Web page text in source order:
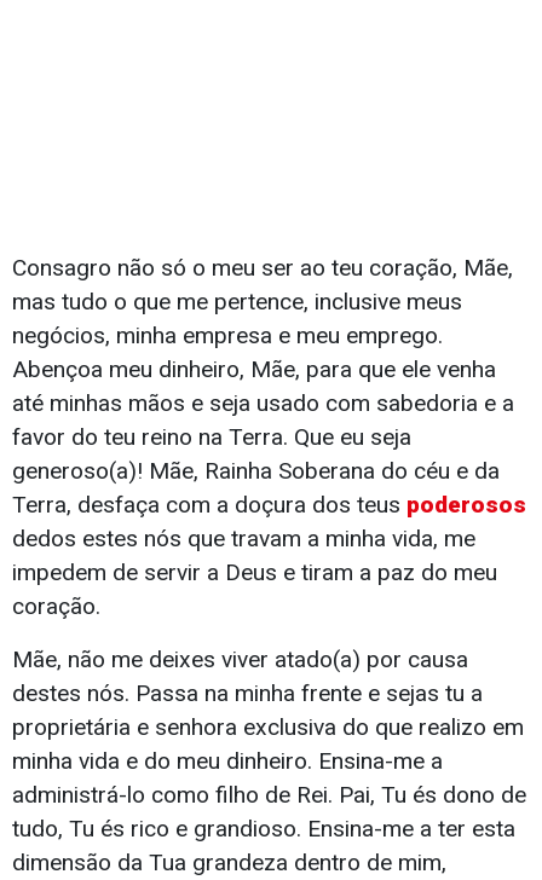
Consagro não só o meu ser ao teu coração, Mãe,
mas tudo o que me pertence, inclusive meus
negócios, minha empresa e meu emprego.
Abençoa meu dinheiro, Mãe, para que ele venha
até minhas mãos e seja usado com sabedoria e a
favor do teu reino na Terra. Que eu seja
generoso(a)! Mãe, Rainha Soberana do céu e da
Terra, desfaça com a doçura dos teus poderosos
dedos estes nós que travam a minha vida, me
impedem de servir a Deus e tiram a paz do meu
coração.
Mãe, não me deixes viver atado(a) por causa
destes nós. Passa na minha frente e sejas tu a
proprietária e senhora exclusiva do que realizo em
minha vida e do meu dinheiro. Ensina-me a
administrá-lo como filho de Rei. Pai, Tu és dono de
tudo, Tu és rico e grandioso. Ensina-me a ter esta
dimensão da Tua grandeza dentro de mim,